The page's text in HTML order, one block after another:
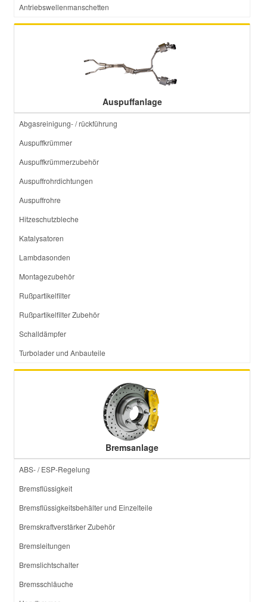
Antriebswellenmanschetten
Auspuffanlage
Abgasreinigung- / rückführung
Auspuffkrümmer
Auspuffkrümmerzubehör
Auspuffrohrdichtungen
Auspuffrohre
Hitzeschutzbleche
Katalysatoren
Lambdasonden
Montagezubehör
Rußpartikelfilter
Rußpartikelfilter Zubehör
Schalldämpfer
Turbolader und Anbauteile
Bremsanlage
ABS- / ESP-Regelung
Bremsflüssigkeit
Bremsflüssigkeitsbehälter und Einzelteile
Bremskraftverstärker Zubehör
Bremsleitungen
Bremslichtschalter
Bremsschläuche